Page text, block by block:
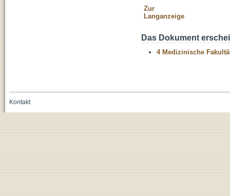
Zur
Langanzeige
Das Dokument
4 Medizinische
Kontakt